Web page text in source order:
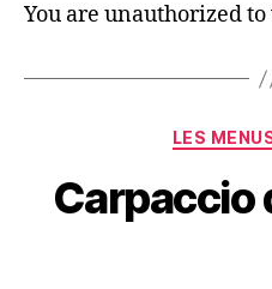
You are unauthorized
LES
Carpaccio